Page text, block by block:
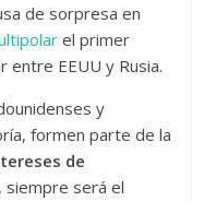
de sorpresa en
el primer
entre EEUU y Rusia.
y
formen parte de la
de
siempre será el